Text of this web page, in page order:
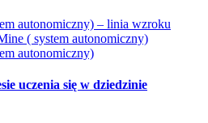
autonomiczny) – linia wzroku
( system autonomiczny)
autonomiczny)
uczenia się w dziedzinie